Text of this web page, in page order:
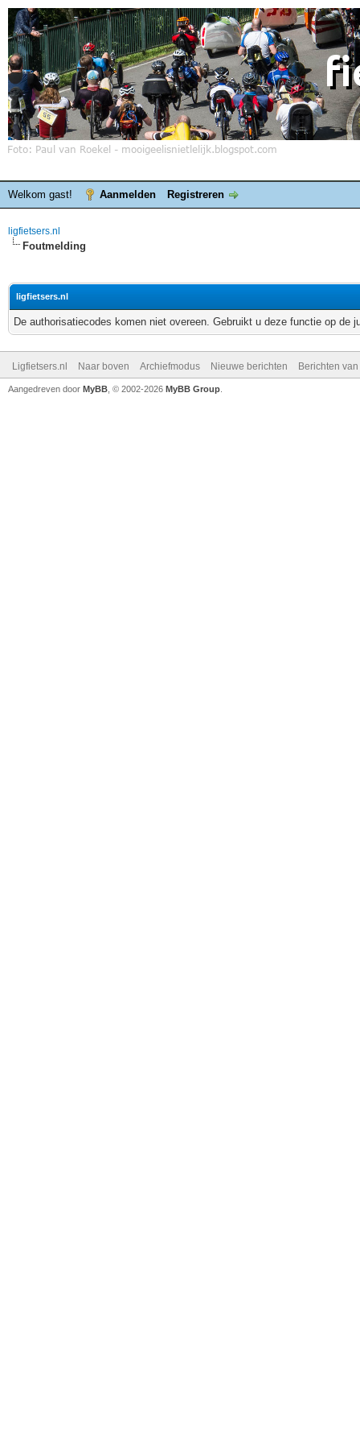
Welkom gast! Aanmelden Registreren
ligfietsers.nl
Foutmelding
ligfietsers.nl
De authorisatiecodes komen niet overeen. Gebruikt u deze functie op de
Ligfietsers.nl Naar boven Archiefmodus Nieuwe berichten Berichten
Aangedreven door MyBB , © 2002-2026 MyBB Group